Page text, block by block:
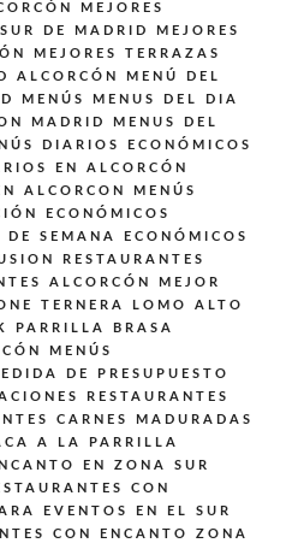
MEJORES
DE MADRID
MEJORES
MEJORES TERRAZAS
ALCORCÓN
MENÚ DEL
MENÚS
MENUS DEL DIA
MADRID
MENUS DEL
DIARIOS ECONÓMICOS
EN ALCORCÓN
ALCORCON
MENÚS
ECONÓMICOS
DE SEMANA ECONÓMICOS
RESTAURANTES
ALCORCÓN MEJOR
TERNERA LOMO ALTO
PARRILLA BRASA
MENÚS
DE PRESUPUESTO
RESTAURANTES
CARNES MADURADAS
A LA PARRILLA
EN ZONA SUR
CON
EVENTOS EN EL SUR
CON ENCANTO ZONA